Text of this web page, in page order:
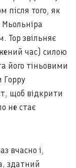
після того, як
Тор звільняє
час) силою
його тіньовими
Горру
щоб відкрити
не стає
вчасно і,
здатний